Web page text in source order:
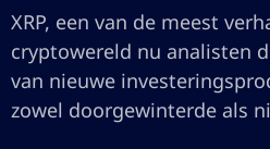
XRP, een van de meest
cryptowereld nu analisten
van nieuwe
zowel doorgewinterde als